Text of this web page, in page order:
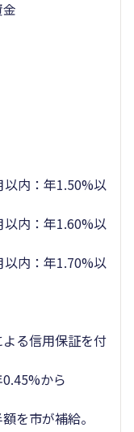
以内：年1.50%以
以内：年1.60%以
以内：年1.70%以
る信用保証を付
から
を市が補給。